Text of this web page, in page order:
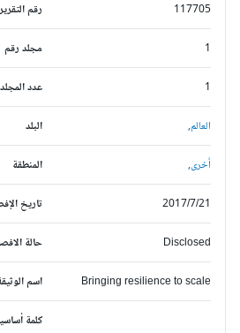
رقم التقرير 117705
مجلد رقم
عدد المجلدات
البلد العالم,
المنطقة أخرى,
تاريخ الإفصاح 2017/7/21
حالة الافصاح Disclosed
اسم الوثيقة Bringing resilience to scale
كلمة أساسية